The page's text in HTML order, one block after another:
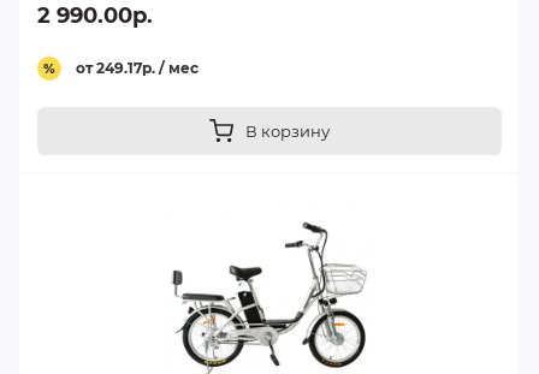
2 990.00р.
% от 249.17р. / мес
В корзину